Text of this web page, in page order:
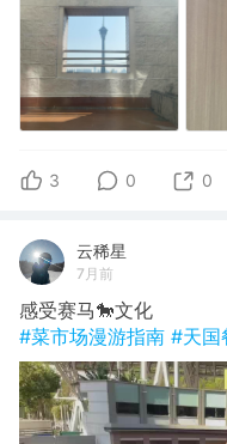
3 0 0
云稀星
7月前
感受赛马🐎文化
#菜市场漫游指南 #天国